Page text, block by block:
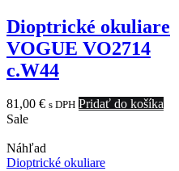
Dioptrické okuliare
VOGUE VO2714
c.W44
81,00 € s DPH Pridať do košíka
Sale
Náhľad
Dioptrické okuliare